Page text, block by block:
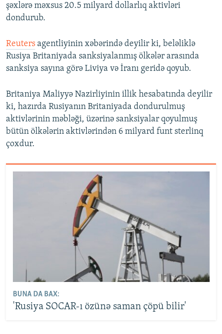
şəxlərə məxsus 20.5 milyard dollarlıq aktivləri
dondurub.
Reuters agentliyinin xəbərində deyilir ki, beləliklə
Rusiya Britaniyada sanksiyalanmış ölkələr arasında
sanksiya sayına görə Liviya və İranı geridə qoyub.
Britaniya Maliyyə Nazirliyinin illik hesabatında deyilir
ki, hazırda Rusiyanın Britaniyada dondurulmuş
aktivlərinin məbləği, üzərinə sanksiyalar qoyulmuş
bütün ölkələrin aktivlərindən 6 milyard funt sterlinq
çoxdur.
BUNA DA BAX:
'Rusiya SOCAR-ı özünə saman çöpü bilir'